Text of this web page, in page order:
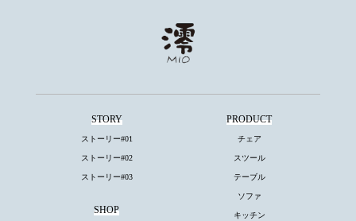
STORY
ストーリー#01
ストーリー#02
ストーリー#03
SHOP
PRODUCT
チェア
スツール
テーブル
ソファ
キッチン